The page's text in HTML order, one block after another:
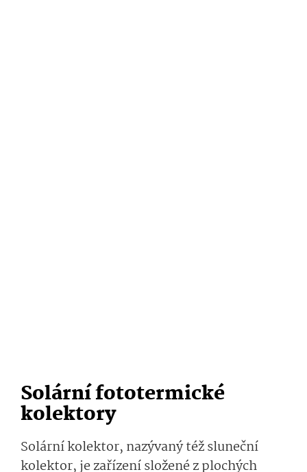
Solární fototermické
kolektory
Solární kolektor, nazývaný též sluneční
kolektor, je zařízení složené z plochých